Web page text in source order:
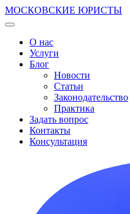
МОСКОВСКИЕ ЮРИСТЫ
О нас
Услуги
Блог
Новости
Статьи
Законодательство
Практика
Задать вопрос
Контакты
Консультация